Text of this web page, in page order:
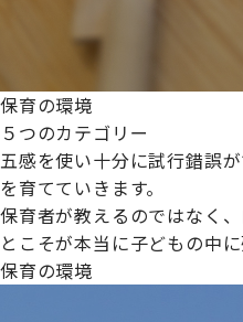
保育の環境
５つのカテゴリー
五感を使い十分に試行錯誤
を育てていきます。
保育者が教えるのではなく
とこそが本当に子どもの中に
保育の環境